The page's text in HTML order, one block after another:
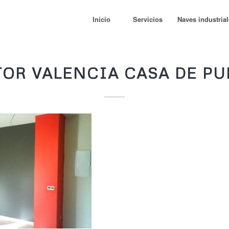
Inicio Servicios Naves
VALENCIA CASA DE